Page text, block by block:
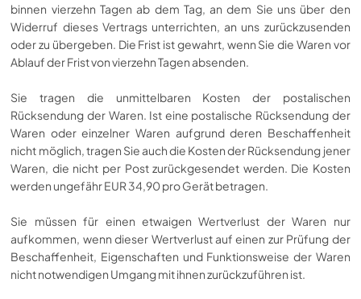
binnen vierzehn Tagen ab dem Tag, an dem Sie uns über den
Widerruf dieses Vertrags unterrichten, an uns zurückzusenden
oder zu übergeben. Die Frist ist gewahrt, wenn Sie die Waren vor
Ablauf der Frist von vierzehn Tagen absenden.
Sie tragen die unmittelbaren Kosten der postalischen
Rücksendung der Waren. Ist eine postalische Rücksendung der
Waren oder einzelner Waren aufgrund deren Beschaffenheit
nicht möglich, tragen Sie auch die Kosten der Rücksendung jener
Waren, die nicht per Post zurückgesendet werden. Die Kosten
werden ungefähr EUR 34,90 pro Gerät betragen.
Sie müssen für einen etwaigen Wertverlust der Waren nur
aufkommen, wenn dieser Wertverlust auf einen zur Prüfung der
Beschaffenheit, Eigenschaften und Funktionsweise der Waren
nicht notwendigen Umgang mit ihnen zurückzuführen ist.